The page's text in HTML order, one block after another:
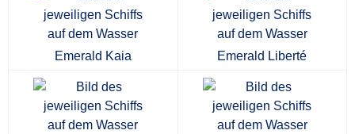
Emerald Kaia Emerald Liberté